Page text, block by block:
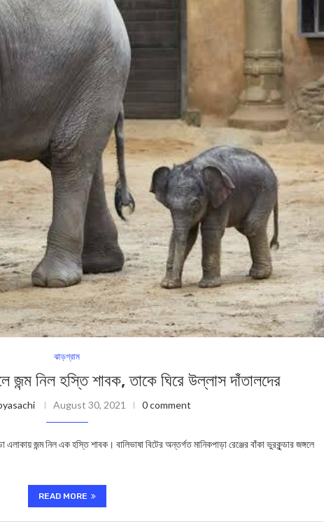
ঝাড়গ্রাম
জন্ম নিল হস্তি শাবক, তাকে ঘিরে উল্লাস দাঁতালদের
August 30, 2021 0 comment
জন্ম নিল এক হস্তি শাবক। বালিভাষা বিটের অন্তর্গত মানিকপাড়া রেঞ্জের বাঁকা ভুরকুন্ডার জঙ্গলে
READ MORE